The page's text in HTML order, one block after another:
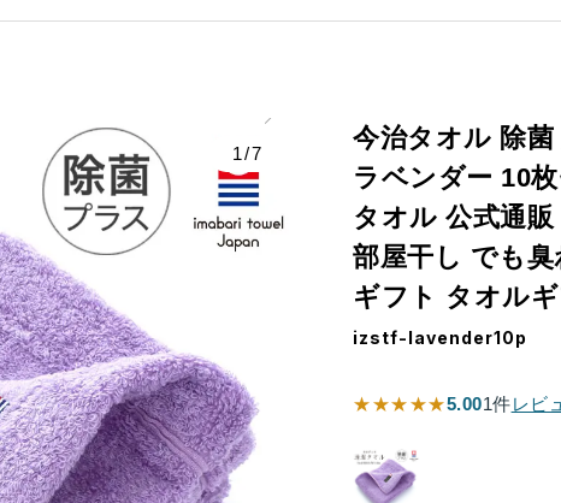
1/7
今治タオル 除
ラベンダー 10
タオル 公式通
部屋干し でも臭
ギフト タオル
izstf-lavender10p
★★★★★5.001件レビ